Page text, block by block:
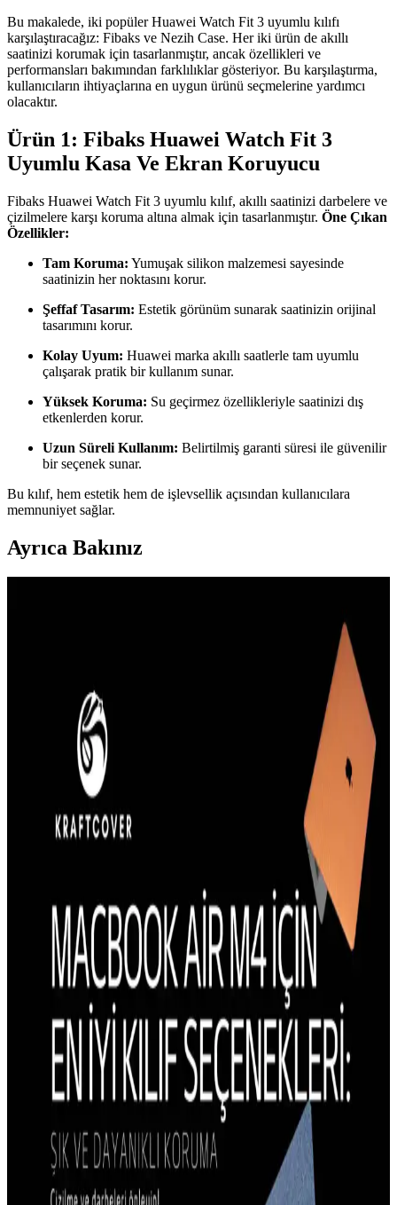
Bu makalede, iki popüler Huawei Watch Fit 3 uyumlu kılıfı
karşılaştıracağız: Fibaks ve Nezih Case. Her iki ürün de akıllı
saatinizi korumak için tasarlanmıştır, ancak özellikleri ve
performansları bakımından farklılıklar gösteriyor. Bu karşılaştırma,
kullanıcıların ihtiyaçlarına en uygun ürünü seçmelerine yardımcı
olacaktır.
Ürün 1: Fibaks Huawei Watch Fit 3
Uyumlu Kasa Ve Ekran Koruyucu
Fibaks Huawei Watch Fit 3 uyumlu kılıf, akıllı saatinizi darbelere ve
çizilmelere karşı koruma altına almak için tasarlanmıştır. Öne Çıkan
Özellikler:
Tam Koruma: Yumuşak silikon malzemesi sayesinde
saatinizin her noktasını korur.
Şeffaf Tasarım: Estetik görünüm sunarak saatinizin orijinal
tasarımını korur.
Kolay Uyum: Huawei marka akıllı saatlerle tam uyumlu
çalışarak pratik bir kullanım sunar.
Yüksek Koruma: Su geçirmez özellikleriyle saatinizi dış
etkenlerden korur.
Uzun Süreli Kullanım: Belirtilmiş garanti süresi ile güvenilir
bir seçenek sunar.
Bu kılıf, hem estetik hem de işlevsellik açısından kullanıcılara
memnuniyet sağlar.
Ayrıca Bakınız
İphone 8 Plus kullanıcıları için dayanıklı ve estetik kılıf seçenekleri,
yüksek koruma ve şıklık sunar. Malzeme ve tasarım detaylarına
dikkat ederek uzun ömürlü seçimler yapabilirsiniz.
iPhone 13 Kılıfı Kullanıcı Yorumları ve Çeşitleri
Hakkında Bilgi
iPhone 13 kılıfı kullanıcı yorumları ve farklı kılıf türleri hakkında
bilgiler, koruma, tasarım ve kullanım kolaylığı gibi önemli noktaları
Galaxy S23 İçin MagSafe Uyumlu Kılıf Durumu ve
Galaxy S23 için resmi veya önerilen MagSafe uyumlu kılıf
seçenekleri bulunmamaktadır. Alternatif manyetik çözümler veya
farklı kılıf seçenekleri değerlendirilmelidir.
iPhone 15 Pro Kılıflarında Estetik ve Tasarım
Trendleri Güncel Modellerle
iPhone 15 Pro kılıflarının estetik tasarım özellikleri, malzeme ve
renk seçenekleriyle kullanıcıların beklentilerini karşılar, koruma ve
şıklık sağlar.
iPhone 14 Plus Kılıf Trendleri ve Güncel Tasarım
Özellikleri Analizi
iPhone 14 Plus kılıf trendleri, dayanıklılık, şıklık ve fonksiyonellik
odaklı tasarımlarla öne çıkıyor. Malzeme seçimleri ve kullanıcı
beklentileri doğrultusunda en uygun seçenekleri keşfedin.